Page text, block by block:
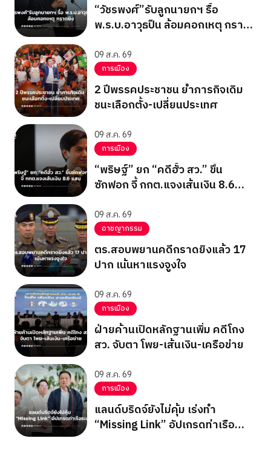
“วัชรพงศ์”รับลูกนายกฯ รื้อ
พ.ร.บ.อาวุธปืน ล้อมคอกเหตุ กราด
09 ส.ค. 69
การเมือง
2 ปีพรรคประชาชน ย้ำภารกิจเดิม
ชนะเลือกตั้ง-เปลี่ยนประเทศ
09 ส.ค. 69
การเมือง
“พริษฐ์” ยก “คดีฮั้ว สว.” ขึ้น
ซักฟอก จี้ กกต.แจงเส้นเงิน 8.6
09 ส.ค. 69
อาชญากรรม
ตร.สอบพยานคดีกราดยิงแล้ว 17
ปาก เน้นหาแรงจูงใจ
09 ส.ค. 69
การเมือง
ฝ่ายค้านเปิดหลักฐานเพิ่ม คดีโกง
สว. จับตา โพย-เส้นเงิน-เครือข่าย
09 ส.ค. 69
การเมือง
แลนด์บริดจ์ยังไม่คุ้ม เร่งทำ
“Missing Link” อัปเกรดท่าเรือ